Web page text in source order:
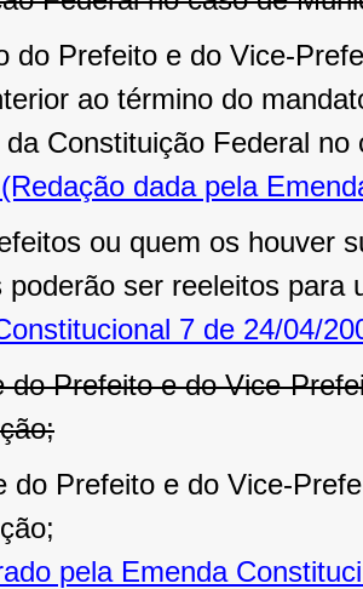
do Prefeito e do Vice-
ao término do
Constituição Federal
(Redação dada pela
ou quem os houver
poderão ser reeleitos para
7 de 24/04/
do Prefeito e do Vice-
do Prefeito e do Vice-
pela Emenda